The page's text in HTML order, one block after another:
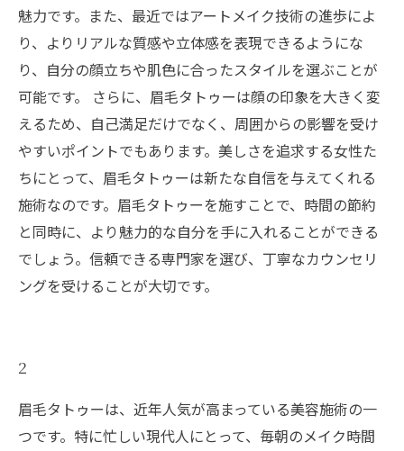
魅力です。また、最近ではアートメイク技術の進歩によ
り、よりリアルな質感や立体感を表現できるようにな
り、自分の顔立ちや肌色に合ったスタイルを選ぶことが
可能です。 さらに、眉毛タトゥーは顔の印象を大きく変
えるため、自己満足だけでなく、周囲からの影響を受け
やすいポイントでもあります。美しさを追求する女性た
ちにとって、眉毛タトゥーは新たな自信を与えてくれる
施術なのです。眉毛タトゥーを施すことで、時間の節約
と同時に、より魅力的な自分を手に入れることができる
でしょう。信頼できる専門家を選び、丁寧なカウンセリ
ングを受けることが大切です。
2
眉毛タトゥーは、近年人気が高まっている美容施術の一
つです。特に忙しい現代人にとって、毎朝のメイク時間